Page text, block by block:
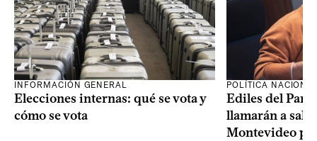
INFORMACIÓN GENERAL
Elecciones internas: qué se vota y
cómo se vota
POLÍTICA
Ediles del
llamarán a sala
Montevideo